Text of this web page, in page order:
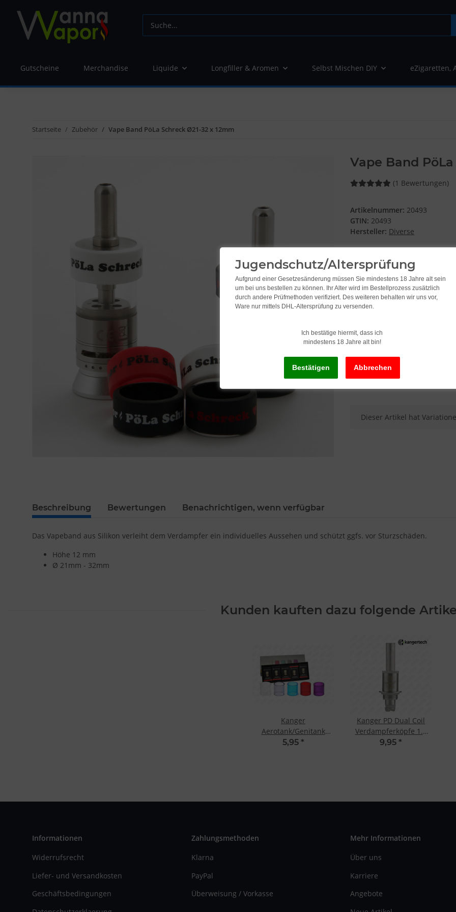
Gutscheine Merchandise Liquide Longfiller & Aromen Selbst Mischen DIY eZigaretten,
Startseite Zubehör Vape Band PöLa Schreck Ø21-32 x 12mm
Vape Band
(1 Bewertungen)
Artikelnummer: 20493
GTIN: 20493
Hersteller: Diverse
Farbkombination
Bitte wählen Sie eine
0,95
x
Dieser Artikel hat
Beschreibung Bewertungen Benachrichtigen, wenn verfügbar
Das Vapeband aus Silikon verleiht dem Verdampfer ein individuelles Aussehen und schützt ggfs. vor Sturzschäden.
Höhe 12 mm
Ø 21mm - 32mm
Kunden kauften dazu folgende
Kanger
Aerotank/Genitank
Mega Ersatzglas
5,95 *
Kanger PD Dual Coil
Verdampferköpfe 1.2
Ohm (5 Stk.)
9,95 *
Informationen
Widerrufsrecht
Liefer- und Versandkosten
Geschäftsbedingungen
Zahlungsmethoden
Klarna
PayPal
Überweisung / Vorkasse
Mehr Informationen
Über uns
Karriere
Angebote
Jugendschutz/Altersprüfung
Aufgrund einer Gesetzesänderung müssen Sie mindestens 18 Jahre alt sein
um bei uns bestellen zu können. Ihr Alter wird im Bestellprozess zusätzlich
durch andere Prüfmethoden verifiziert. Des weiteren behalten wir uns vor,
Ware nur mittels DHL-Altersprüfung zu versenden.
Ich bestätige hiermit, dass ich
mindestens 18 Jahre alt bin!